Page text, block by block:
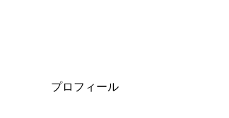
プロフィール